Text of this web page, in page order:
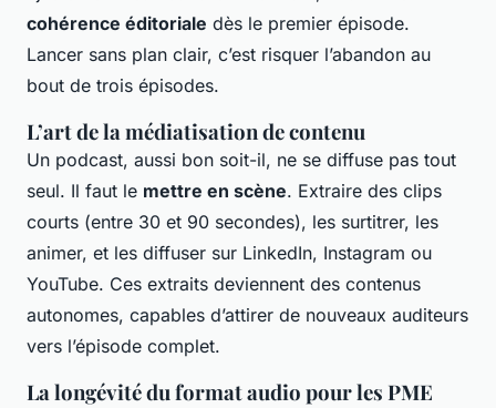
cohérence éditoriale dès le premier épisode.
Lancer sans plan clair, c’est risquer l’abandon au
bout de trois épisodes.
L’art de la médiatisation de contenu
Un podcast, aussi bon soit-il, ne se diffuse pas tout
seul. Il faut le mettre en scène. Extraire des clips
courts (entre 30 et 90 secondes), les surtitrer, les
animer, et les diffuser sur LinkedIn, Instagram ou
YouTube. Ces extraits deviennent des contenus
autonomes, capables d’attirer de nouveaux auditeurs
vers l’épisode complet.
La longévité du format audio pour les PME